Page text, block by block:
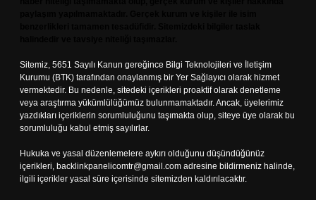
Sitemiz, 5651 Sayılı Kanun gereğince Bilgi Teknolojileri ve İletişim
Kurumu (BTK) tarafından onaylanmış bir Yer Sağlayıcı olarak hizmet
vermektedir. Bu nedenle, sitedeki içerikleri proaktif olarak denetleme
veya araştırma yükümlülüğümüz bulunmamaktadır. Ancak, üyelerimiz
yazdıkları içeriklerin sorumluluğunu taşımakta olup, siteye üye olarak bu
sorumluluğu kabul etmiş sayılırlar.
Hukuka ve yasal düzenlemelere aykırı olduğunu düşündüğünüz
içerikleri, backlinkpanelicomtr@gmail.com adresine bildirmeniz halinde,
ilgili içerikler yasal süre içerisinde sitemizden kaldırılacaktır.